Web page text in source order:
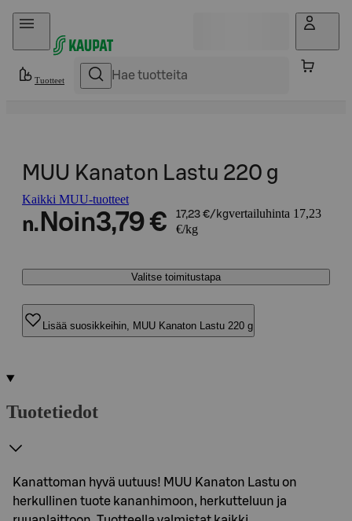
Hyppää sisältöön
Tuotteet
MUU Kanaton Lastu 220 g
Kaikki MUU-tuotteet
n. Noin3,79 € 17,23 €/kgvertailuhinta 17,23
€/kg
Valitse toimitustapa
Lisää suosikkeihin, MUU Kanaton Lastu 220 g
Tuotetiedot
Kanattoman hyvä uutuus! MUU Kanaton Lastu on
herkullinen tuote kananhimoon, herkutteluun ja